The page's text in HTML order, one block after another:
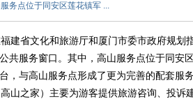
务点位于同安区莲花镇军 ...
建省文化和旅游厅和厦门市委市政府规划
共服务窗口。其中，高山服务点位于同
，与高山服务点形成了更为完善的配套服
山之家）主要为游客提供旅游咨询、投诉